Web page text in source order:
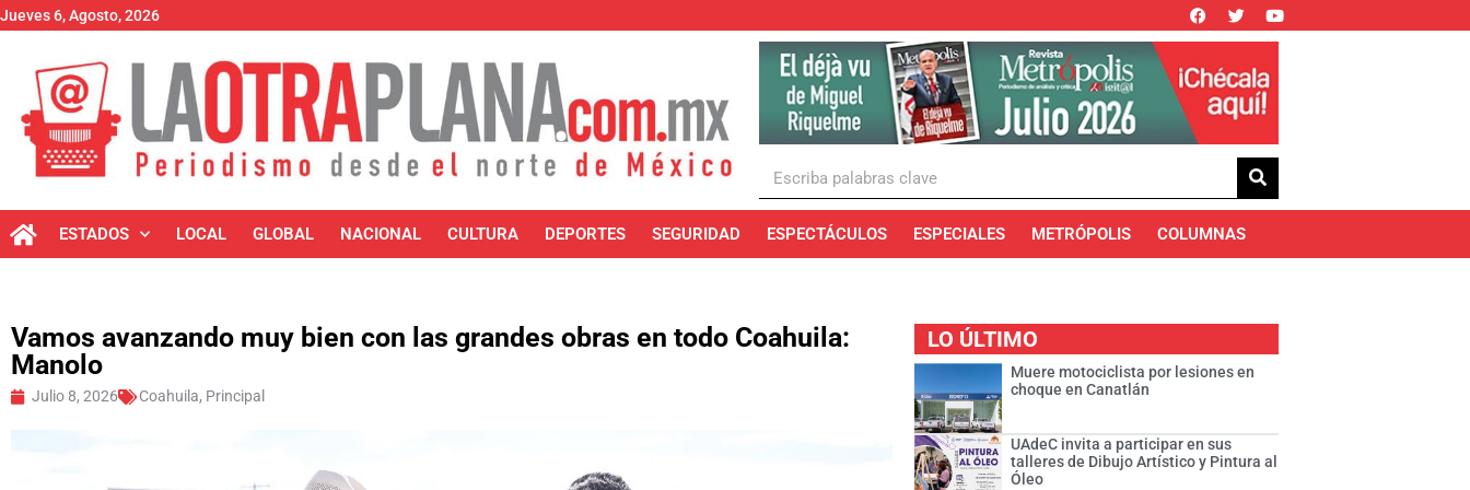
Jueves 6, Agosto, 2026
ESTADOS LOCAL GLOBAL NACIONAL CULTURA DEPORTES SEGURIDAD ESPECTÁCULOS ESPECIALES METRÓPOLIS COLUMNAS
Vamos avanzando muy bien con las grandes obras en todo Coahuila:
Manolo
Julio 8, 2026 Coahuila, Principal
LO ÚLTIMO
Muere motociclista por lesiones en
choque en Canatlán
UAdeC invita a participar en sus
talleres de Dibujo Artístico y Pintura al
Óleo